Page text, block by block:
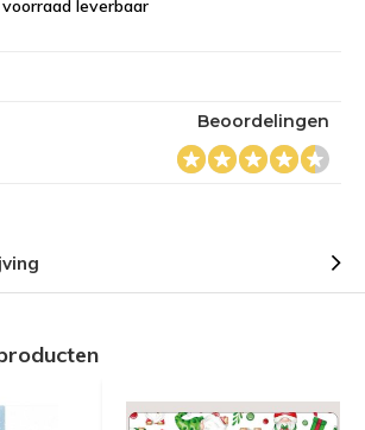
leverbaar
Beoordelingen